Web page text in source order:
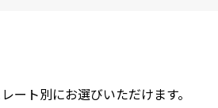
ート別にお選びいただけます。